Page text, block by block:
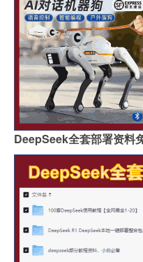
DeepSeek全套部署资料